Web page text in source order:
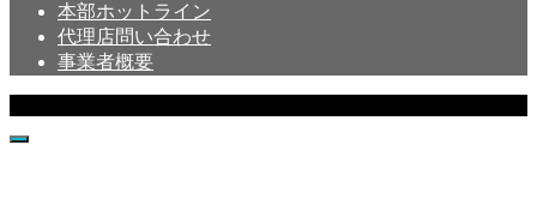
本部ホットライン
代理店問い合わせ
事業者概要